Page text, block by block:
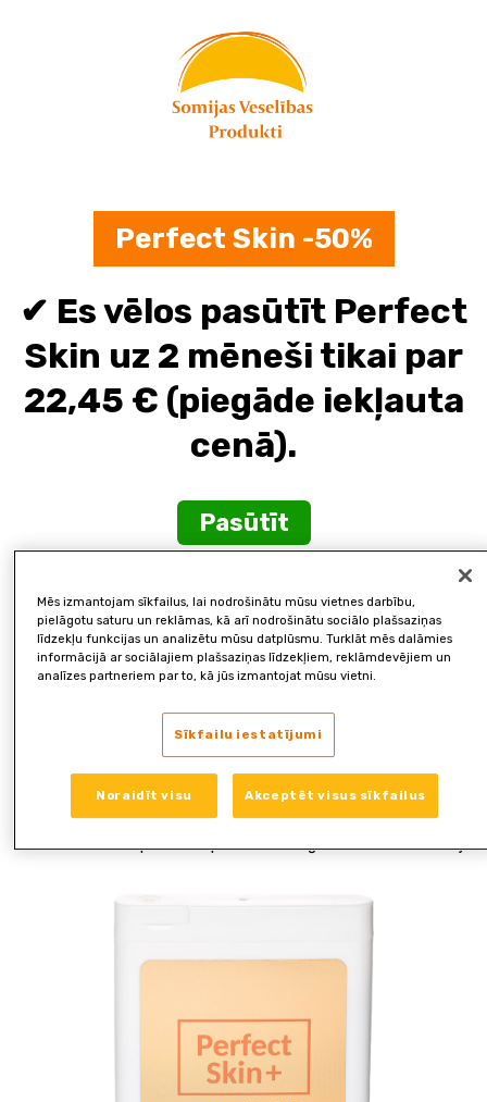
Perfect Skin -50%
✔ Es vēlos pasūtīt Perfect
Skin uz 2 mēneši tikai par
22,45 € (piegāde iekļauta
cenā).
Pasūtīt
Perfect Skin + ir produkts, kas izstrādāts kopā ar ekspertiem
skaistuma uzturēšanai. Papildus ārējai ādas kopšanai ir svarīgi
nodrošināt pietiekamu visu uzturvielu daudzumu organismā, kas
nepieciešami veselīgai ādai.
Eiropas Pārtikas nekaitīguma iestāde (EFSA) un Eiropas
(EK) ir oficiāli apstiprinājušas kā labvēlīgu ietekmi uz ādas
Mēs izmantojam sīkfailus, lai nodrošinātu mūsu vietnes darbību,
pielāgotu saturu un reklāmas, kā arī nodrošinātu sociālo plašsaziņas
līdzekļu funkcijas un analizētu mūsu datplūsmu. Turklāt mēs dalāmies
informācijā ar sociālajiem plašsaziņas līdzekļiem, reklāmdevējiem un
analīzes partneriem par to, kā jūs izmantojat mūsu vietni.
Sīkfailu iestatījumi
Noraidīt visu Akceptēt visus sīkfailus